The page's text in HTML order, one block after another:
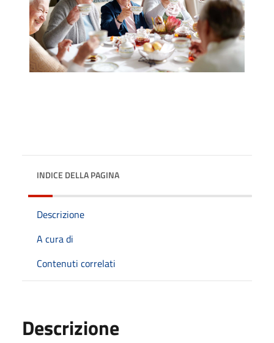
INDICE DELLA PAGINA
Descrizione
A cura di
Contenuti correlati
Descrizione